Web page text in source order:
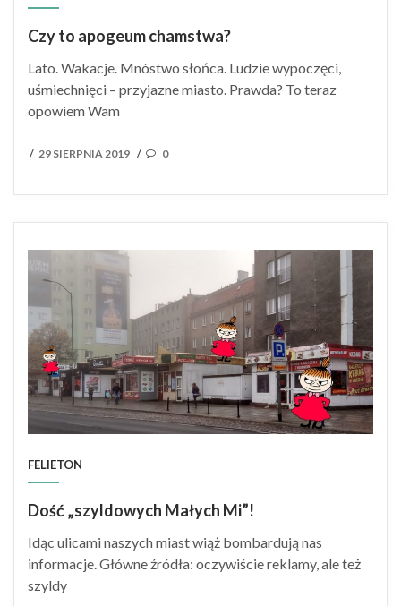
Czy to apogeum chamstwa?
Lato. Wakacje. Mnóstwo słońca. Ludzie wypoczęci,
uśmiechnięci – przyjazne miasto. Prawda? To teraz
opowiem Wam
/ POSTED
29 SIERPNIA 2019 / 0
FELIETON
Dość „szyldowych Małych Mi”!
Idąc ulicami naszych miast wiąż bombardują nas
informacje. Główne źródła: oczywiście reklamy, ale też
szyldy